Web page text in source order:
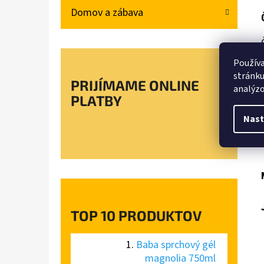
Domov a zábava
PRIJÍMAME ONLINE
PLATBY
TOP 10 PRODUKTOV
Baba sprchový gél
magnolia 750ml